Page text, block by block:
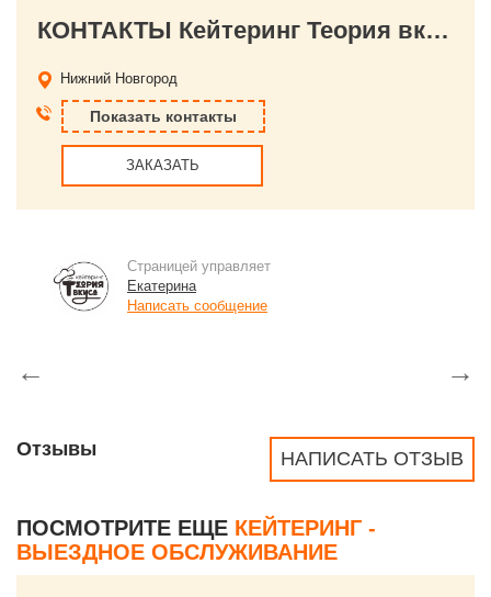
КОНТАКТЫ Кейтеринг Теория вкуса
Нижний Новгород
Показать контакты
ЗАКАЗАТЬ
Страницей управляет
Екатерина
Написать сообщение
← →
НАПИСАТЬ ОТЗЫВ
Отзывы
ПОСМОТРИТЕ ЕЩЕ КЕЙТЕРИНГ -
ВЫЕЗДНОЕ ОБСЛУЖИВАНИЕ